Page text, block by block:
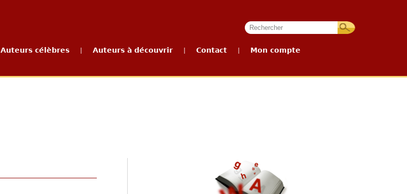
Auteurs célèbres Auteurs à découvrir Contact Mon compte